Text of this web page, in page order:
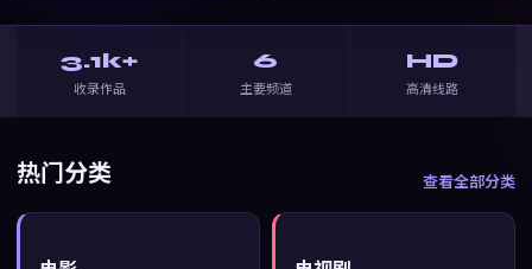
3.1k+
收录作品
6
主要频道
HD
高清线路
热门分类 查看全部分类